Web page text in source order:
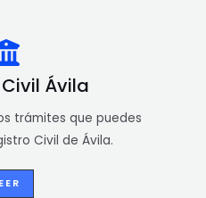
Ávila
trámites que puedes
Civil de Ávila.